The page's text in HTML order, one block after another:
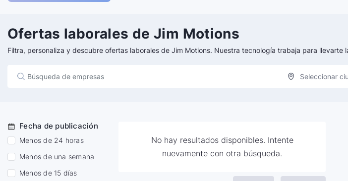
Ofertas laborales de Jim Motions
Filtra, personaliza y descubre ofertas laborales de Jim Motions. Nuestra tecnología trabaja para llevarte
Seleccionar
Fecha de publicación
Menos de 24 horas
Menos de una semana
Menos de 15 días
No hay resultados disponibles. Intente
nuevamente con otra búsqueda.